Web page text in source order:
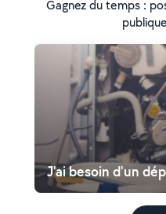
Gagnez du temps :
J'ai besoin d'un